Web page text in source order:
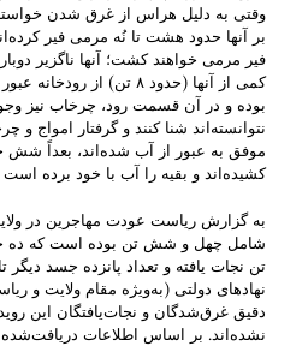
وقتی به دلیل هراس از غرق شدن
بر آنها حدود هشت تا نُه مرمی فیر
فیر مرمی خواهند کشت؛ آنها ناگزیر
کمی از آنها (حدود ۸ تن) از
بوده و در آن قسمت رود، ‌چرخاب نیز
نتوانسته‌اند شنا کنند و گرفتار امواج و
موفق به عبور از آب شده‌اند‌، بعداً شش
کشیده‌اند و بقیه را آب با خود برده است
به گزارش‌ ریاست عودت مهاجرین در
شامل چهل و شش تن ‌‌بوده‌ است که ده
تن نجات یافته و ‌تعداد پانزده جسد دیگر
نهادهای دولتی (به‌ویژه مقام ولایت و
دقیق غرق‌شدگان و نجات‌یافتگان این
‌نشده‌اند. بر اساس اطلاعات دریافت‌شده